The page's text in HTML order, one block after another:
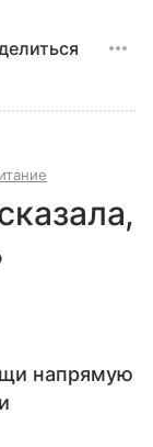
напрямую